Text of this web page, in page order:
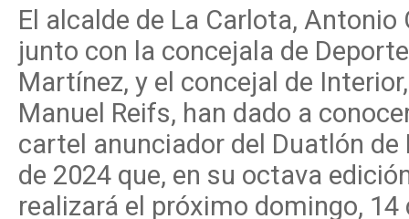
El alcalde de La Carlota, Antonio
junto con la concejala de
Martínez, y el concejal de
Manuel Reifs, han dado a
cartel anunciador del Duatlón de
de 2024 que, en su octava
realizará el próximo domingo,